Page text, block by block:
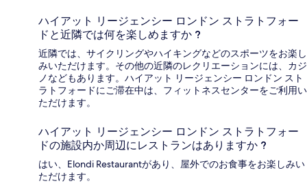
ハイアット リージェンシー ロンドン ストラトフォー
ドと近隣では何を楽しめますか ?
近隣では、サイクリングやハイキングなどのスポーツをお楽し
みいただけます。その他の近隣のレクリエーションには、カジ
ノなどもあります。ハイアット リージェンシー ロンドン スト
ラトフォードにご滞在中は、フィットネスセンターをご利用い
ただけます。
ハイアット リージェンシー ロンドン ストラトフォー
ドの施設内か周辺にレストランはありますか ?
はい、Elondi Restaurantがあり、屋外でのお食事をお楽しみい
ただけます。